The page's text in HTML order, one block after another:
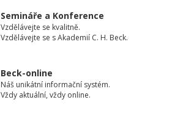
Semináře a Konference
Vzdělávejte se kvalitně.
Vzdělávejte se s Akademií C. H. Beck.
Beck-online
Náš unikátní informační systém.
Vždy aktuální, vždy online.